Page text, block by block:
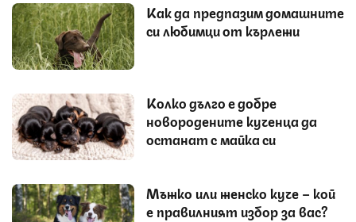
Как да предпазим домашните
си любимци от кърлежи
Колко дълго е добре
новородените кученца да
останат с майка си
Мъжко или женско куче – кой
е правилният избор за вас?